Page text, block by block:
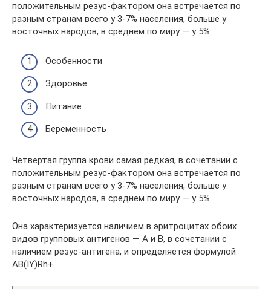
положительным резус-фактором она встречается по
разным странам всего у 3-7% населения, больше у
восточных народов, в среднем по миру — у 5%.
Особенности
Здоровье
Питание
Беременность
Четвертая группа крови самая редкая, в сочетании с
положительным резус-фактором она встречается по
разным странам всего у 3-7% населения, больше у
восточных народов, в среднем по миру — у 5%.
Она характеризуется наличием в эритроцитах обоих
видов групповых антигенов — А и В, в сочетании с
наличием резус-антигена, и определяется формулой
АВ(IY)Rh+.